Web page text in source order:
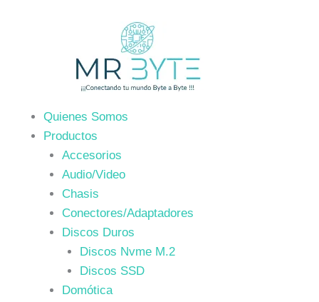
Quienes Somos
Productos
Accesorios
Audio/Video
Chasis
Conectores/Adaptadores
Discos Duros
Discos Nvme M.2
Discos SSD
Domótica